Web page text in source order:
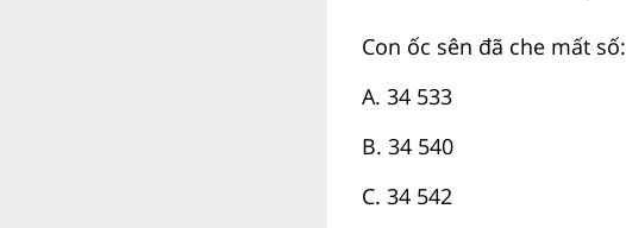
Con ốc sên đã che mất số:
A. 34 533
B. 34 540
C. 34 542